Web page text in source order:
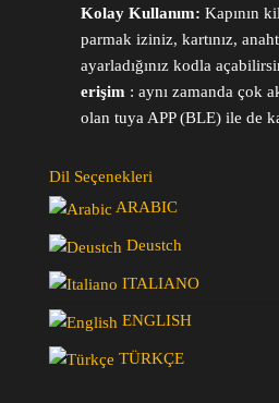
Kolay Kullanım: Kapının
parmak iziniz, kartınız,
ayarladığınız kodla
erişim: aynı zamanda çok
olan tuya APP (BLE) ile de
Dil Seçenekleri
ARABIC
Deustch
ITALIANO
ENGLISH
TÜRKÇE